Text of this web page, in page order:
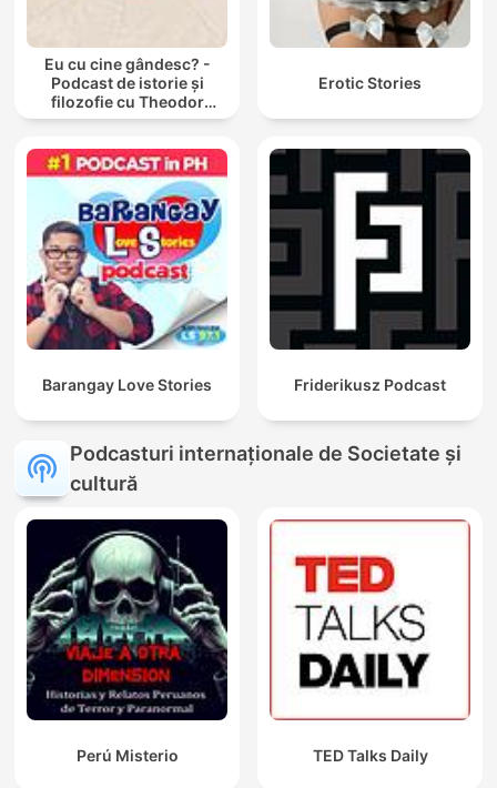
Eu cu cine gândesc? -
Podcast de istorie și
filozofie cu Theodor
Paleologu și Răzvan Ioan
Erotic Stories
Barangay Love Stories Friderikusz Podcast
Podcasturi internaționale de Societate și
cultură
Perú Misterio TED Talks Daily